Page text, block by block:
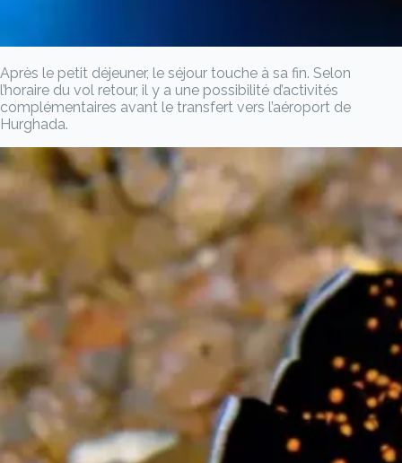
Après le petit déjeuner, le séjour touche à sa fin. Selon
l’horaire du vol retour, il y a une possibilité d’activités
complémentaires avant le transfert vers l’aéroport de
Hurghada.